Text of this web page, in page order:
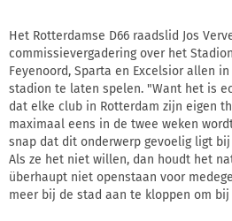
Het Rotterdamse D66 raadslid Jos
commissievergadering over het
Feyenoord, Sparta en Excelsior allen
stadion te laten spelen. "Want het is
dat elke club in Rotterdam zijn eigen
maximaal eens in de twee weken
snap dat dit onderwerp gevoelig ligt
Als ze het niet willen, dan houdt het
überhaupt niet openstaan voor
meer bij de stad aan te kloppen om bij